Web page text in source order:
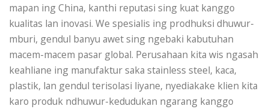
mapan ing China, kanthi reputasi sing kuat kanggo
kualitas lan inovasi. We spesialis ing prodhuksi dhuwur-
mburi, gendul banyu awet sing ngebaki kabutuhan
macem-macem pasar global. Perusahaan kita wis ngasah
keahliane ing manufaktur saka stainless steel, kaca,
plastik, lan gendul terisolasi liyane, nyediakake klien kita
karo produk ndhuwur-kedudukan ngarang kanggo